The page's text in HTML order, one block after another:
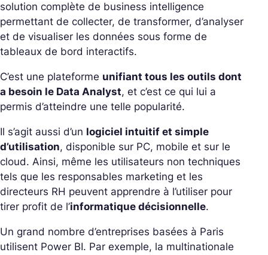
solution complète de business intelligence
permettant de collecter, de transformer, d’analyser
et de visualiser les données sous forme de
tableaux de bord interactifs.
C’est une plateforme unifiant tous les outils dont
a besoin le Data Analyst, et c’est ce qui lui a
permis d’atteindre une telle popularité.
Il s’agit aussi d’un logiciel intuitif et simple
d’utilisation, disponible sur PC, mobile et sur le
cloud. Ainsi, même les utilisateurs non techniques
tels que les responsables marketing et les
directeurs RH peuvent apprendre à l’utiliser pour
tirer profit de l’informatique décisionnelle.
Un grand nombre d’entreprises basées à Paris
utilisent Power BI. Par exemple, la multinationale